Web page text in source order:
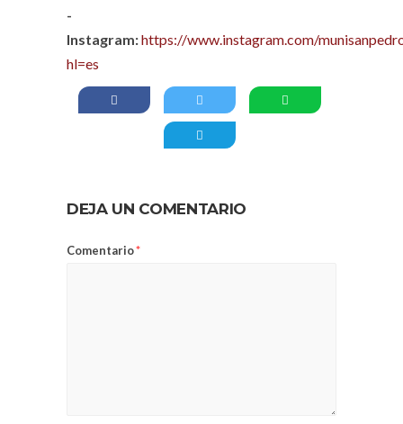
-
Instagram:https://www.instagram.com/
hl=es
DEJA UN COMENTARIO
Comentario*